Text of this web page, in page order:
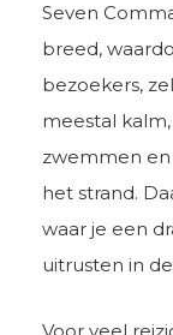
Seven
breed,
bezoekers,
meestal
zwemmen en
het strand.
waar je een
uitrusten in